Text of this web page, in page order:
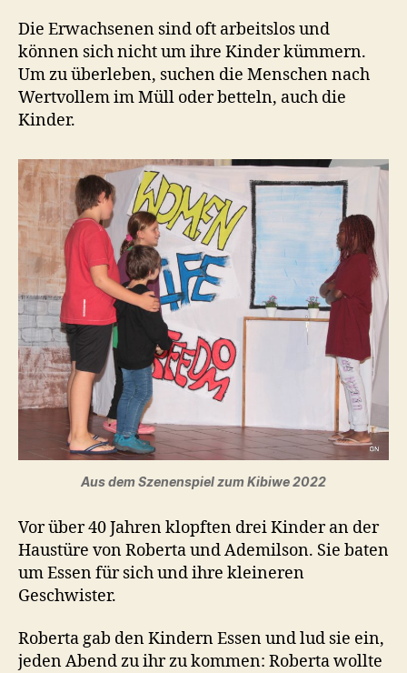
Die Erwachsenen sind oft arbeitslos und
können sich nicht um ihre Kinder kümmern.
Um zu überleben, suchen die Menschen nach
Wertvollem im Müll oder betteln, auch die
Kinder.
Aus dem Szenenspiel zum Kibiwe 2022
Vor über 40 Jahren klopften drei Kinder an der
Haustüre von Roberta und Ademilson. Sie baten
um Essen für sich und ihre kleineren
Geschwister.
Roberta gab den Kindern Essen und lud sie ein,
jeden Abend zu ihr zu kommen: Roberta wollte